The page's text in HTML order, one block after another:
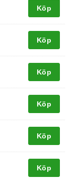
Köp
Köp
Köp
Köp
Köp
Köp